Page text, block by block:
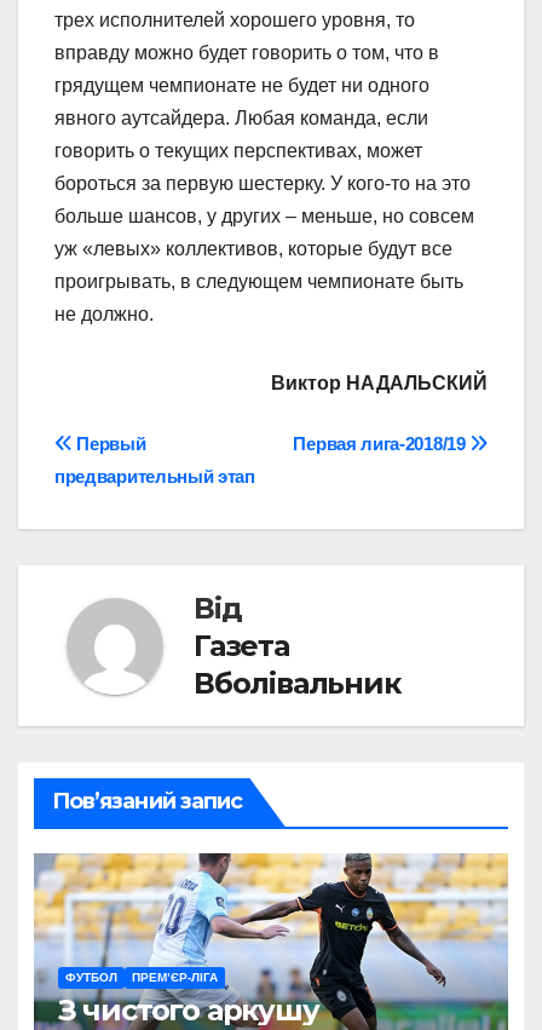
трех исполнителей хорошего уровня, то
вправду можно будет говорить о том, что в
грядущем чемпионате не будет ни одного
явного аутсайдера. Любая команда, если
говорить о текущих перспективах, может
бороться за первую шестерку. У кого-то на это
больше шансов, у других – меньше, но совсем
уж «левых» коллективов, которые будут все
проигрывать, в следующем чемпионате быть
не должно.
Виктор НАДАЛЬСКИЙ
Навігація
записів
Первая лига-2018/19
Первый
предварительный этап
Від
Газета
Вболівальник
Пов’язаний запис
ФУТБОЛ ПРЕМ’ЄР-ЛІГА
З чистого аркушу